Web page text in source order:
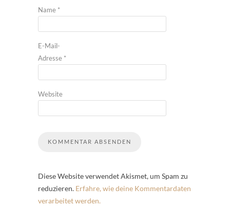
Name *
E-Mail-
Adresse *
Website
Diese Website verwendet Akismet, um Spam zu
reduzieren. Erfahre, wie deine Kommentardaten
verarbeitet werden.